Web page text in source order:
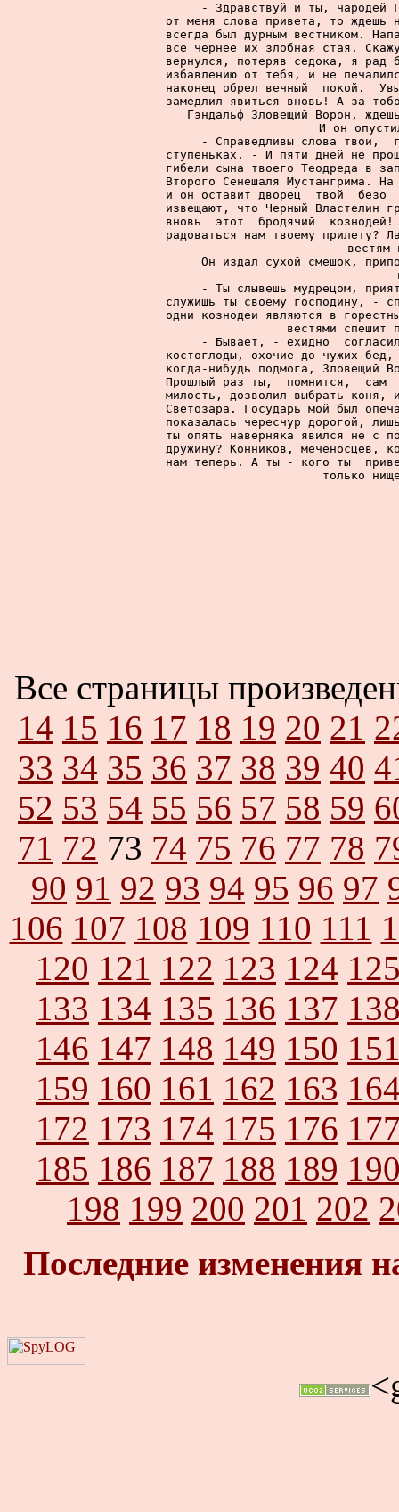
- Здравствуй и ты, чародей
от меня слова привета, то
всегда был дурным вестником.
все чернее их злобная стая.
вернулся, потеряв седока, я
избавлению от тебя, и не
наконец обрел вечный  покой.
замедлил явиться вновь! А за
Гэндальф Зловещий Ворон,
И он
- Справедливы слова твои,
ступеньках. - И пяти дней не
гибели сына твоего Теодреда в
Второго Сенешаля Мустангрима.
и он оставит дворец  твой
извещают, что Черный Властелин
вновь  этот  бродячий
радоваться нам твоему
вестям
Он издал сухой смешок,
- Ты слывешь мудрецом,
служишь ты своему господину, -
одни кознодеи являются в
вестями спешит
- Бывает, - ехидно
костоглоды, охочие до чужих
когда-нибудь подмога, Зловещий
Прошлый раз ты,  помнится,  сам
милость, дозволил выбрать
Светозара. Государь мой был
показалась чересчур дорогой,
ты опять наверняка явился не
дружину? Конников, меченосцев,
нам теперь. А ты - кого ты
только
Все страницы
14 15 16 17 18 19 20 21
33 34 35 36 37 38 39 40
52 53 54 55 56 57 58 59
71 72 73 74 75 76 77 78
90 91 92 93 94 95 96 97
106 107 108 109 110 111
120 121 122 123 124
133 134 135 136 137
146 147 148 149 150
159 160 161 162 163
172 173 174 175 176
185 186 187 188 189
198 199 200 201 202
Последние изменения
<